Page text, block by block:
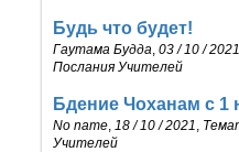
Будь что будет!
Гаутама Будда ,03 / 10 / 2021
Послания Учителей
Бдение Чоханам с 1
No name 18 / 10 / 2021
Учителей